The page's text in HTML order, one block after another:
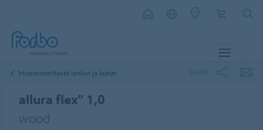
Irtoasennettavat lankut ja laatat
allura flex" 1,0
wood